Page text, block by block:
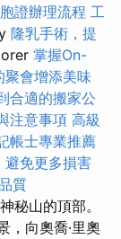
證辦理流程 工
隆乳手術，提
掌握On-
聚會增添美味
合適的搬家公
注意事項 高級
帳士專業推薦
避免更多損害
質
秘山的頂部。
，向奧喬·里奧